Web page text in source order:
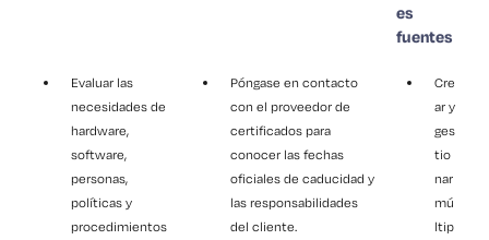
es
fuentes
Evaluar las
necesidades de
hardware,
software,
personas,
políticas y
procedimientos
Póngase en contacto
con el proveedor de
certificados para
conocer las fechas
oficiales de caducidad y
las responsabilidades
del cliente.
Cre
ar y
ges
tio
nar
mú
ltip